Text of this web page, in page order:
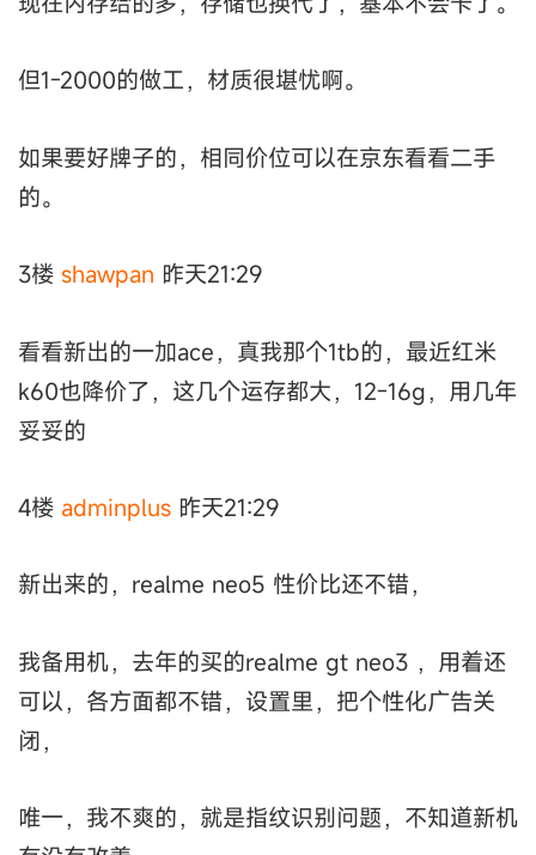
但1-2000的做工，材质很堪忧啊。
如果要好牌子的，相同价位可以在京东看看二手
的。
3楼 shawpan 昨天21:29
看看新出的一加ace，真我那个1tb的，最近红米
k60也降价了，这几个运存都大，12-16g，用几年
妥妥的
4楼 adminplus 昨天21:29
新出来的，realme neo5 性价比还不错，
我备用机，去年的买的realme gt neo3 ，用着还
可以，各方面都不错，设置里，把个性化广告关
闭，
唯一，我不爽的，就是指纹识别问题，不知道新机